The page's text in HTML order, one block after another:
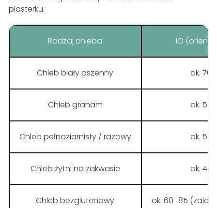
plasterku.
Rodzaj chleba IG
Chleb biały pszenny ok.
Chleb graham ok.
Chleb pełnoziarnisty / razowy ok.
Chleb żytni na zakwasie ok.
Chleb bezglutenowy ok. 60–85